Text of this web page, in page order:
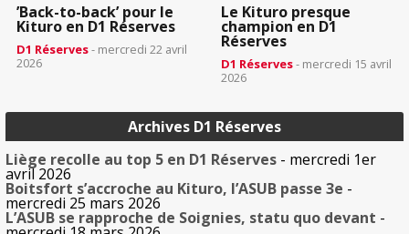
’Back-to-back’ pour le
Kituro en D1 Réserves
D1 Réserves- mercredi 22 avril
2026
Le Kituro presque
champion en D1
Réserves
D1 Réserves- mercredi 15 avril
2026
Archives D1 Réserves
Liège recolle au top 5 en D1 Réserves - mercredi 1er
avril 2026
Boitsfort s’accroche au Kituro, l’ASUB passe 3e -
mercredi 25 mars 2026
L’ASUB se rapproche de Soignies, statu quo devant -